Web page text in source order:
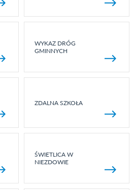
WYKAZ DRÓG
GMINNYCH
ZDALNA SZKOŁA
ŚWIETLICA W
NIEZDOWIE